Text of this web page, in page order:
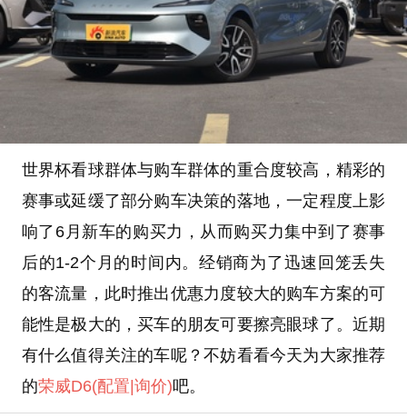
世界杯看球群体与购车群体的重合度较高，精彩的
赛事或延缓了部分购车决策的落地，一定程度上影
响了6月新车的购买力，从而购买力集中到了赛事
后的1-2个月的时间内。经销商为了迅速回笼丢失
的客流量，此时推出优惠力度较大的购车方案的可
能性是极大的，买车的朋友可要擦亮眼球了。近期
有什么值得关注的车呢？不妨看看今天为大家推荐
的荣威D6(配置|询价)吧。